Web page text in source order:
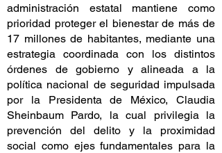
administración estatal mantiene como
prioridad proteger el bienestar de más de
17 millones de habitantes, mediante una
estrategia coordinada con los distintos
órdenes de gobierno y alineada a la
política nacional de seguridad impulsada
por la Presidenta de México, Claudia
Sheinbaum Pardo, la cual privilegia la
prevención del delito y la proximidad
social como ejes fundamentales para la